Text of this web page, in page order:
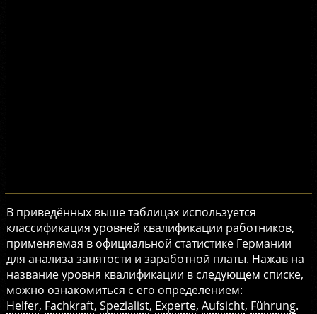
В приведённых выше таблицах используется
классификация уровней квалификации работников,
применяемая в официальной статистике Германии
для анализа занятости и заработной платы. Нажав на
название уровня квалификации в следующем списке,
можно ознакомиться с его определением:
Helfer, Fachkraft, Spezialist, Experte, Aufsicht, Führung.